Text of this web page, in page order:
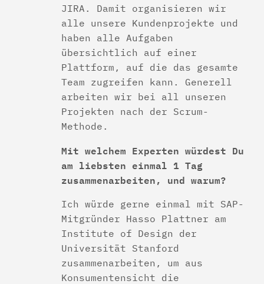
JIRA. Damit organisieren wir
alle unsere Kundenprojekte und
haben alle Aufgaben
übersichtlich auf einer
Plattform, auf die das gesamte
Team zugreifen kann. Generell
arbeiten wir bei all unseren
Projekten nach der Scrum-
Methode.
Mit welchem Experten würdest Du
am liebsten einmal 1 Tag
zusammenarbeiten, und warum?
Ich würde gerne einmal mit SAP-
Mitgründer Hasso Plattner am
Institute of Design der
Universität Stanford
zusammenarbeiten, um aus
Konsumentensicht die